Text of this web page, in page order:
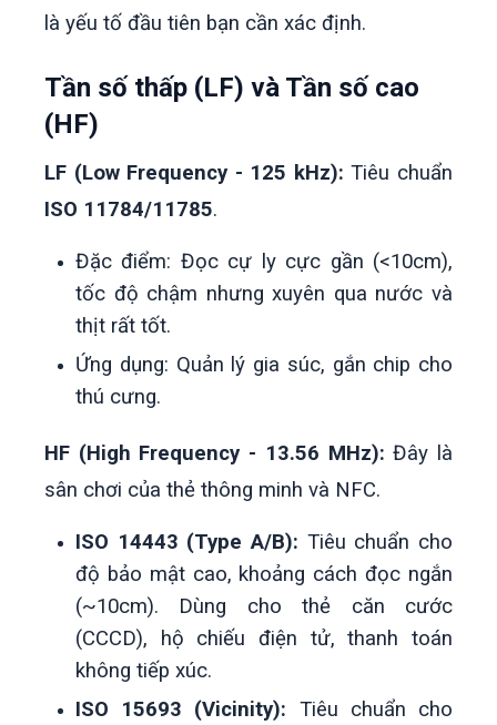
là yếu tố đầu tiên bạn cần xác định.
Tần số thấp (LF) và Tần số cao
(HF)
LF (Low Frequency - 125 kHz): Tiêu chuẩn
ISO 11784/11785.
Đặc điểm: Đọc cự ly cực gần (<10cm),
tốc độ chậm nhưng xuyên qua nước và
thịt rất tốt.
Ứng dụng: Quản lý gia súc, gắn chip cho
thú cưng.
HF (High Frequency - 13.56 MHz): Đây là
sân chơi của thẻ thông minh và NFC.
ISO 14443 (Type A/B): Tiêu chuẩn cho
độ bảo mật cao, khoảng cách đọc ngắn
(~10cm). Dùng cho thẻ căn cước
(CCCD), hộ chiếu điện tử, thanh toán
không tiếp xúc.
ISO 15693 (Vicinity): Tiêu chuẩn cho